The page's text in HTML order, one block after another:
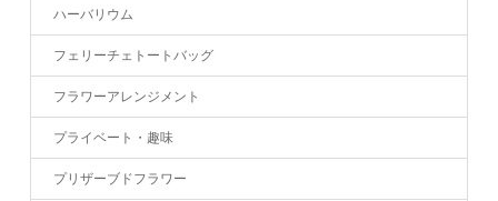
ハーバリウム
フェリーチェトートバッグ
フラワーアレンジメント
プライベート・趣味
プリザーブドフラワー